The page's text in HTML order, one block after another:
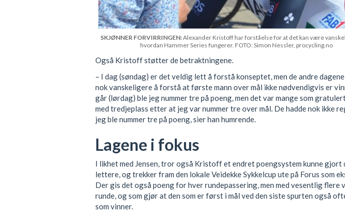
SKJØNNER FORVIRRINGEN:Alexander Kristoff har forståelse for at det kan være
hvordan Hammer Series fungerer. FOTO: Simon Nessler, procycling.no
Også Kristoff støtter de betraktningene.
– I dag (søndag) er det veldig lett å forstå konseptet, men de andre
nok vanskeligere å forstå at første mann over mål ikke nødvendigvis er
går (lørdag) ble jeg nummer tre på poeng, men det var mange som
med tredjeplass etter at jeg var nummer tre over mål. De hadde nok ikke
jeg ble nummer tre på poeng, sier han humrende.
Lagene i fokus
I likhet med Jensen, tror også Kristoff et endret poengsystem kunne gjort
lettere, og trekker fram den lokale Veidekke Sykkelcup ute på Forus som
Der gis det også poeng for hver rundepassering, men med vesentlig flere
runde, og som gjør at den som er først i mål ved den siste spurten også
som vinner.